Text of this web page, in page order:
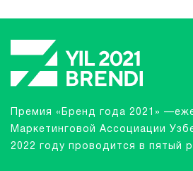
Премия «Бренд года 2021»
Маркетинговой Ассоциации
2022 году проводится в пятый